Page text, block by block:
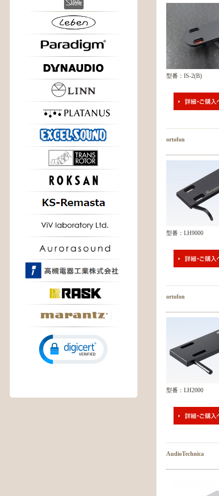
型番：IS-2(B)
ortofon
型番：LH9000
ortofon
型番：LH2000
AudioTechnica